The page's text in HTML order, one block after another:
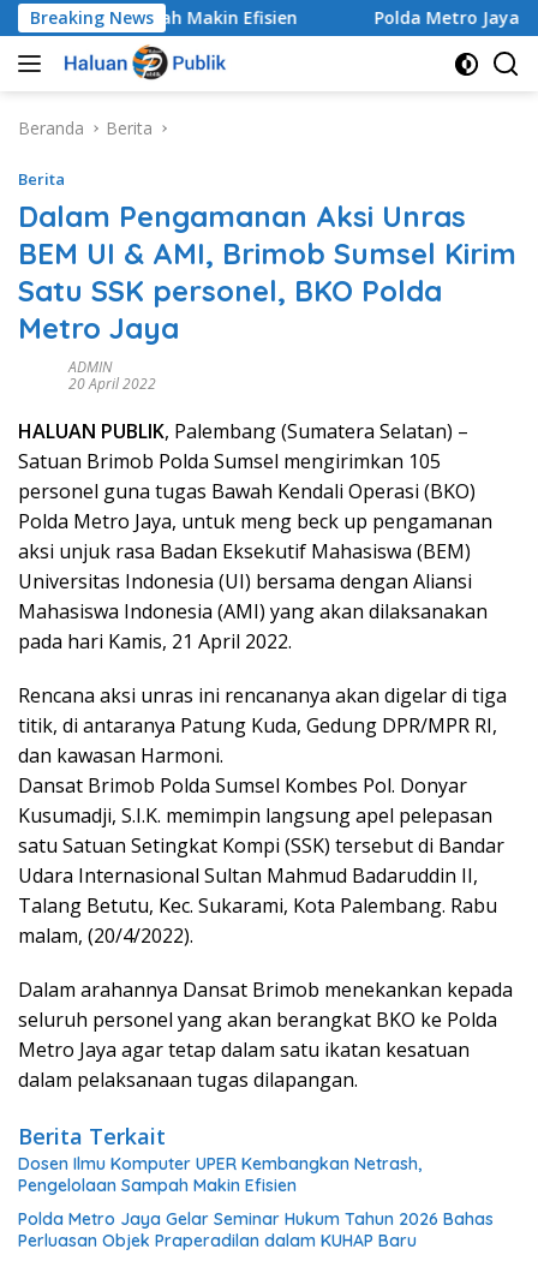
Langsung
ke
konten
Breaking News
Sampah Makin Efisien Polda Metro Jaya Gelar
Beranda Berita
Berita
Dalam Pengamanan Aksi Unras
BEM UI & AMI, Brimob Sumsel Kirim
Satu SSK personel, BKO Polda
Metro Jaya
ADMIN
20 April 2022
HALUAN PUBLIK, Palembang (Sumatera Selatan) –
Satuan Brimob Polda Sumsel mengirimkan 105
personel guna tugas Bawah Kendali Operasi (BKO)
Polda Metro Jaya, untuk meng beck up pengamanan
aksi unjuk rasa Badan Eksekutif Mahasiswa (BEM)
Universitas Indonesia (UI) bersama dengan Aliansi
Mahasiswa Indonesia (AMI) yang akan dilaksanakan
pada hari Kamis, 21 April 2022.
Rencana aksi unras ini rencananya akan digelar di tiga
titik, di antaranya Patung Kuda, Gedung DPR/MPR RI,
dan kawasan Harmoni.
Dansat Brimob Polda Sumsel Kombes Pol. Donyar
Kusumadji, S.I.K. memimpin langsung apel pelepasan
satu Satuan Setingkat Kompi (SSK) tersebut di Bandar
Udara Internasional Sultan Mahmud Badaruddin II,
Talang Betutu, Kec. Sukarami, Kota Palembang. Rabu
malam, (20/4/2022).
Dalam arahannya Dansat Brimob menekankan kepada
seluruh personel yang akan berangkat BKO ke Polda
Metro Jaya agar tetap dalam satu ikatan kesatuan
dalam pelaksanaan tugas dilapangan.
Berita Terkait
Dosen Ilmu Komputer UPER Kembangkan Netrash,
Pengelolaan Sampah Makin Efisien
Polda Metro Jaya Gelar Seminar Hukum Tahun 2026 Bahas
Perluasan Objek Praperadilan dalam KUHAP Baru